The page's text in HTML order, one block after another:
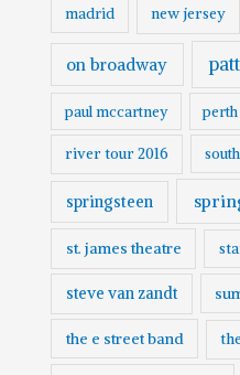
madrid new jersey
on broadway
paul mccartney perth
river tour 2016
springsteen
st. james theatre
steve van zandt
the e street band